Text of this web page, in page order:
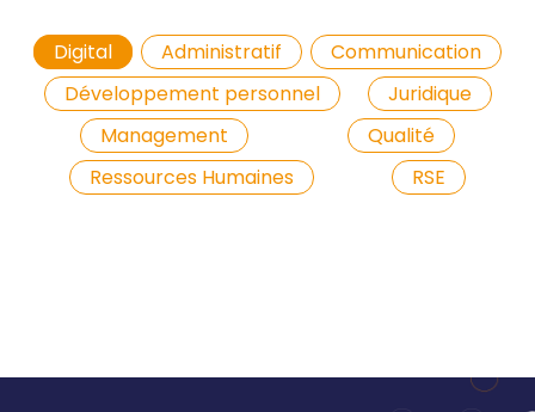
Digital Administratif
Communication
Développement personnel
Juridique
Management
Qualité
Ressources Humaines
RSE